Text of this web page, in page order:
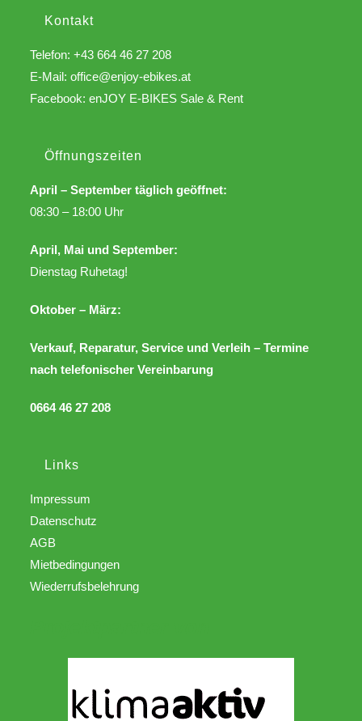
Kontakt
Telefon: +43 664 46 27 208
E-Mail:office@enjoy-ebikes.at
Facebook:enJOY E-BIKES Sale & Rent
Öffnungszeiten
April – September täglich geöffnet:
08:30 – 18:00 Uhr
April, Mai und September:
Dienstag Ruhetag!
Oktober – März:
Verkauf, Reparatur, Service und Verleih – Termine
nach telefonischer Vereinbarung
0664 46 27 208
Links
Impressum
Datenschutz
AGB
Mietbedingungen
Wiederrufsbelehrung